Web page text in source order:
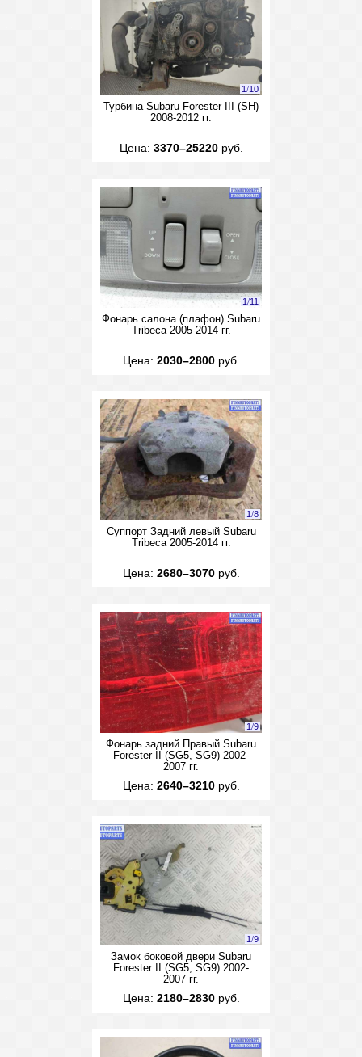
1/10
Турбина Subaru Forester III (SH)
2008-2012 гг.
Цена: 3370–25220руб.
1/11
Фонарь салона (плафон) Subaru
Tribeca 2005-2014 гг.
Цена: 2030–2800руб.
1/8
Суппорт Задний левый Subaru
Tribeca 2005-2014 гг.
Цена: 2680–3070руб.
1/9
Фонарь задний Правый Subaru
Forester II (SG5, SG9) 2002-
2007 гг.
Цена: 2640–3210руб.
1/9
Замок боковой двери Subaru
Forester II (SG5, SG9) 2002-
2007 гг.
Цена: 2180–2830руб.